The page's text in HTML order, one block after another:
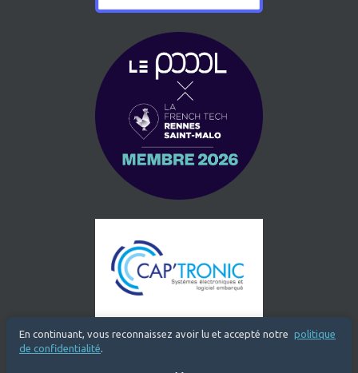
En continuant, vous reconnaissez avoir lu et accepté notre politique
de confidentialité.